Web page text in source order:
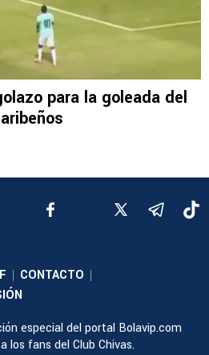
para la goleada del
| CONTACTO |
especial del portal Bolavip.com
los fans del Club Chivas.